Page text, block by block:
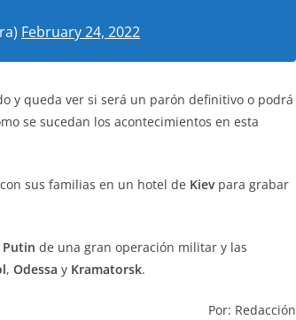
February 24, 2022
y queda ver si será un parón definitivo o podrá
se sucedan los acontecimientos en esta
sus familias en un hotel de Kiev para grabar
de una gran operación militar y las
, Odessa y Kramatorsk.
Por: Redacción